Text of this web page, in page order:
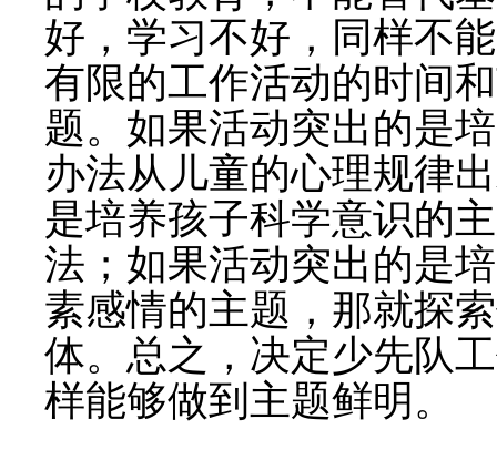
好，学习不好，同样不
有限的工作活动的时间
题。如果活动突出的是
办法从儿童的心理规律
是培养孩子科学意识的
法；如果活动突出的是
素感情的主题，那就探
体。总之，决定少先队
样能够做到主题鲜明。